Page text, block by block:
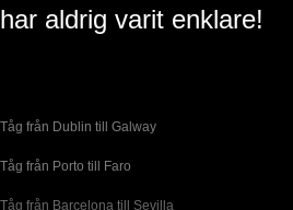
har aldrig varit enklare!
Tåg från Dublin till Galway
Tåg från Porto till Faro
Tåg från Barcelona till Sevilla